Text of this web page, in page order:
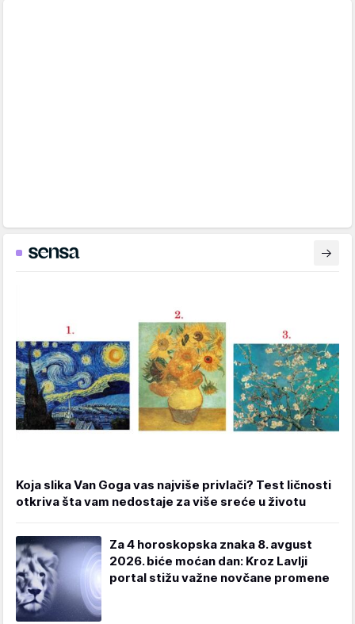
Koja slika Van Goga vas najviše privlači? Test ličnosti
otkriva šta vam nedostaje za više sreće u životu
Za 4 horoskopska znaka 8. avgust
2026. biće moćan dan: Kroz Lavlji
portal stižu važne novčane promene